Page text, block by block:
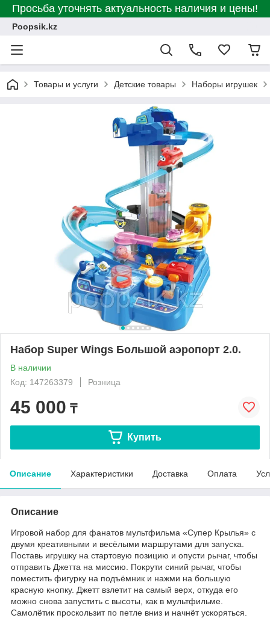
Просьба уточнять актуальность наличия и цены!
Poopsik.kz
Товары и услуги Детские товары Наборы игрушек
Набор Super Wings Большой аэропорт 2.0.
В наличии
Код: 147263379
Розница
45 000 ₸
Купить
Описание Характеристики Доставка Оплата
Описание
Игровой набор для фанатов мультфильма «Супер Крылья» с
двумя креативными и весёлыми маршрутами для запуска.
Поставь игрушку на стартовую позицию и опусти рычаг, чтобы
отправить Джетта на миссию. Покрути синий рычаг, чтобы
поместить фигурку на подъёмник и нажми на большую
красную кнопку. Джетт взлетит на самый верх, откуда его
можно снова запустить с высоты, как в мультфильме.
Самолётик проскользит по петле вниз и начнёт ускоряться.